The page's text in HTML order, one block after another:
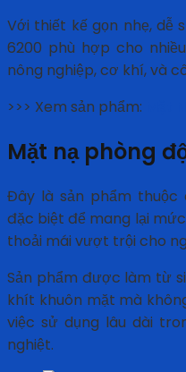
Với thiết kế gọn nhẹ, dễ
6200 phù hợp cho
nông nghiệp, cơ khí, và
>>> Xem sản phẩm:
Mặt nạ phòng
Đây là sản phẩm
đặc biệt để mang lại
thoải mái vượt trội cho
Sản phẩm được làm từ
khít khuôn mặt mà
việc sử dụng lâu dài
nghiệt.